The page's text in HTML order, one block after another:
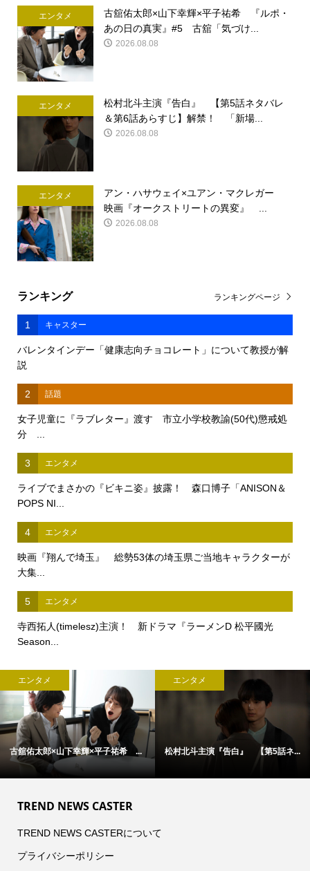
エンタメ
古舘佑太郎×山下幸輝×平子祐希 『ルポ・
あの日の真実』#5 古舘「気づけ...
2026.08.08
エンタメ
松村北斗主演『告白』 【第5話ネタバレ
＆第6話あらすじ】解禁！ 「新場...
2026.08.08
エンタメ
アン・ハサウェイ×ユアン・マクレガー
映画『オークストリートの異変』 ...
2026.08.08
ランキング
1 キャスター
バレンタインデー「健康志向チョコレート」について教授が解
説
2 話題
女子児童に『ラブレター』渡す 市立小学校教諭(50代)懲戒処
分 ...
3 エンタメ
ライブでまさかの『ビキニ姿』披露！ 森口博子「ANISON＆
POPS NI...
4 エンタメ
映画『翔んで埼玉』 総勢53体の埼玉県ご当地キャラクターが
大集...
5 エンタメ
寺西拓人(timelesz)主演！ 新ドラマ『ラーメンD 松平國光
Season...
ランキングページ
エンタメ
古舘佑太郎×山下幸輝×平子祐希 ...
エンタメ
松村北斗主演『告白』 【第5話ネ...
TREND NEWS CASTER
TREND NEWS CASTERについて
プライバシーポリシー